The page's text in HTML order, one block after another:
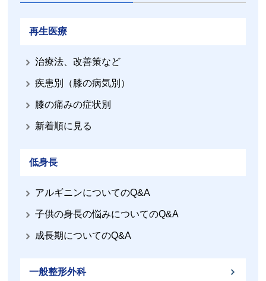
再生医療
治療法、改善策など
疾患別（膝の病気別）
膝の痛みの症状別
新着順に見る
低身長
アルギニンについてのQ&A
子供の身長の悩みについてのQ&A
成長期についてのQ&A
一般整形外科